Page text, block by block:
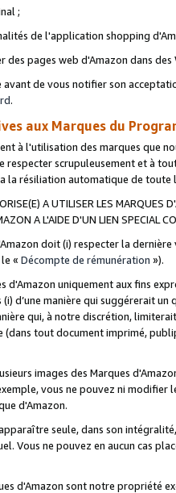
;
de l'application shopping
des pages web d'Amazon dans
de vous notifier son
.
aux Marques du
à l'utilisation des marques que
respecter scrupuleusement et à
la résiliation automatique de
A UTILISER LES MARQUES
A L'AIDE D'UN LIEN SPECIAL
doit (i) respecter la
« Décompte de rémunération »).
d'Amazon uniquement aux fins
d’une manière qui suggérerait
qui, à notre discrétion,
(dans tout document imprimé,
images des Marques
vous ne pouvez ni
d'Amazon.
seule, dans son
Vous ne pouvez en aucun cas
d'Amazon sont notre propriété